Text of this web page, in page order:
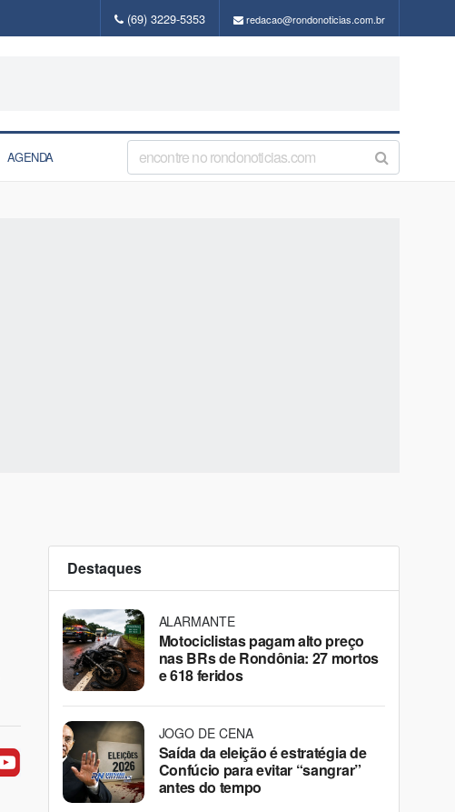
(69) 3229-5353 redacao@rondonoticias.com.br
AGENDA
Destaques
ALARMANTE
Motociclistas pagam alto preço
nas BRs de Rondônia: 27 mortos
e 618 feridos
JOGO DE CENA
Saída da eleição é estratégia de
Confúcio para evitar “sangrar”
antes do tempo